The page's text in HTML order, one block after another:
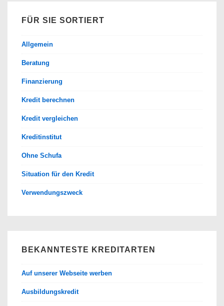
FÜR SIE SORTIERT
Allgemein
Beratung
Finanzierung
Kredit berechnen
Kredit vergleichen
Kreditinstitut
Ohne Schufa
Situation für den Kredit
Verwendungszweck
BEKANNTESTE KREDITARTEN
Auf unserer Webseite werben
Ausbildungskredit